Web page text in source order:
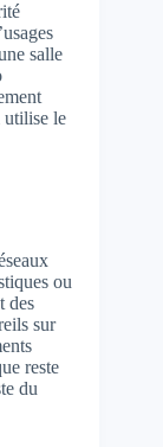
salle
utilise le
ou
des
sur
reste
du